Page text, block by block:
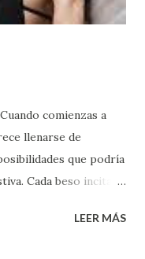
comienzas a
llenarse de
que podría
Cada beso incita
El problema es
LEER MÁS